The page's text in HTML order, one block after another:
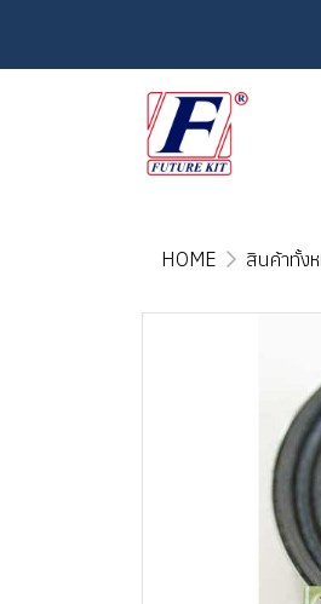
HOME สินค้าทั้ง